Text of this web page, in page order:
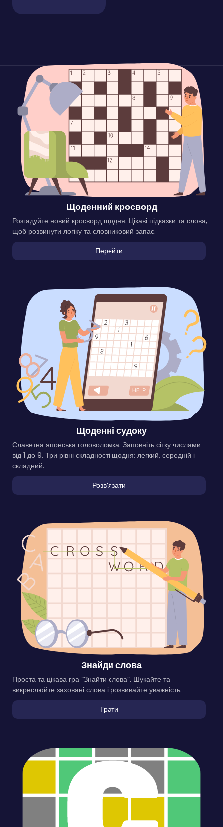
Щоденний кросворд
Розгадуйте новий кросворд щодня. Цікаві підказки та слова,
щоб розвинути логіку та словниковий запас.
Перейти
Щоденні судоку
Славетна японська головоломка. Заповніть сітку числами
від 1 до 9. Три рівні складності щодня: легкий, середній і
складний.
Розвʼязати
Знайди слова
Проста та цікава гра “Знайти слова”. Шукайте та
викреслюйте заховані слова і розвивайте уважність.
Грати